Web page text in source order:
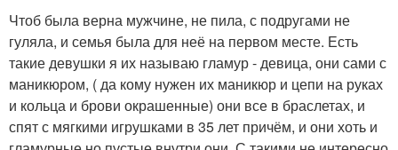
Чтоб была верна мужчине, не пила, с подругами не
гуляла, и семья была для неё на первом месте. Есть
такие девушки я их называю гламур - девица, они сами с
маникюром, ( да кому нужен их маникюр и цепи на руках
и кольца и брови окрашенные) они все в браслетах, и
спят с мягкими игрушками в 35 лет причём, и они хоть и